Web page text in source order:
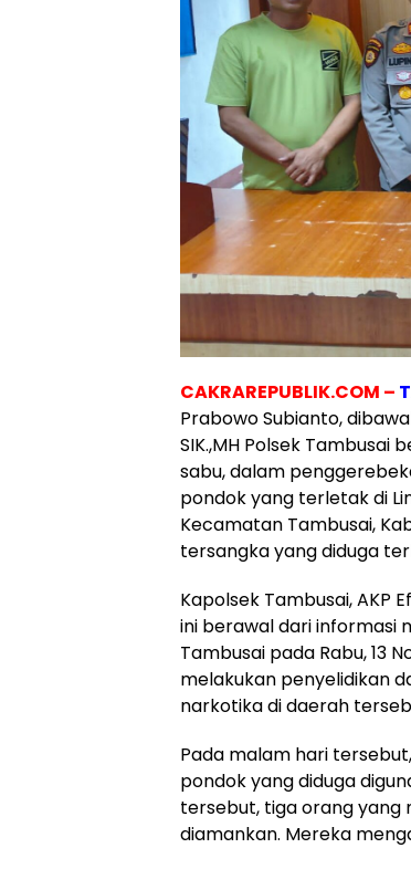
CAKRAREPUBLIK.COM –
Prabowo Subianto,
SIK.,MH Polsek
sabu, dalam
pondok yang terletak di
Kecamatan Tambusai,
tersangka yang diduga
Kapolsek Tambusai, AKP
ini berawal dari informasi
Tambusai pada Rabu, 13
melakukan penyelidikan
narkotika di daerah
Pada malam hari
pondok yang diduga
tersebut, tiga orang yang
diamankan. Mereka